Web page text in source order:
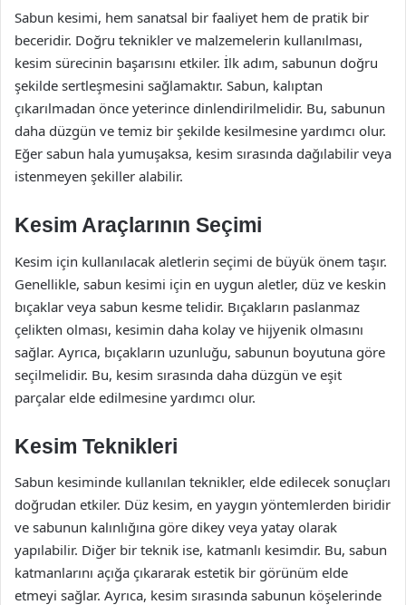
Sabun kesimi, hem sanatsal bir faaliyet hem de pratik bir
beceridir. Doğru teknikler ve malzemelerin kullanılması,
kesim sürecinin başarısını etkiler. İlk adım, sabunun doğru
şekilde sertleşmesini sağlamaktır. Sabun, kalıptan
çıkarılmadan önce yeterince dinlendirilmelidir. Bu, sabunun
daha düzgün ve temiz bir şekilde kesilmesine yardımcı olur.
Eğer sabun hala yumuşaksa, kesim sırasında dağılabilir veya
istenmeyen şekiller alabilir.
Kesim Araçlarının Seçimi
Kesim için kullanılacak aletlerin seçimi de büyük önem taşır.
Genellikle, sabun kesimi için en uygun aletler, düz ve keskin
bıçaklar veya sabun kesme telidir. Bıçakların paslanmaz
çelikten olması, kesimin daha kolay ve hijyenik olmasını
sağlar. Ayrıca, bıçakların uzunluğu, sabunun boyutuna göre
seçilmelidir. Bu, kesim sırasında daha düzgün ve eşit
parçalar elde edilmesine yardımcı olur.
Kesim Teknikleri
Sabun kesiminde kullanılan teknikler, elde edilecek sonuçları
doğrudan etkiler. Düz kesim, en yaygın yöntemlerden biridir
ve sabunun kalınlığına göre dikey veya yatay olarak
yapılabilir. Diğer bir teknik ise, katmanlı kesimdir. Bu, sabun
katmanlarını açığa çıkararak estetik bir görünüm elde
etmeyi sağlar. Ayrıca, kesim sırasında sabunun köşelerinde